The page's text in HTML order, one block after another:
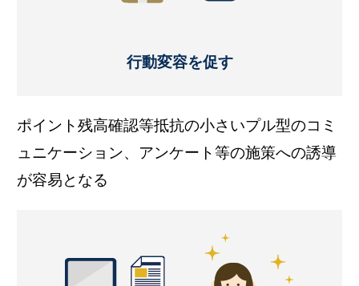
行動変容を促す
ポイント残高確認等抵抗の小さいプル型のコミ
ュニケーション、アンケート等の施策への誘導
が容易となる